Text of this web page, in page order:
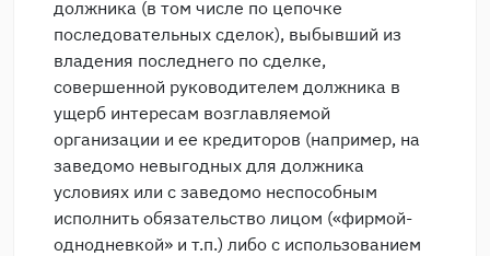
должника (в том числе по цепочке
последовательных сделок), выбывший из
владения последнего по сделке,
совершенной руководителем должника в
ущерб интересам возглавляемой
организации и ее кредиторов (например, на
заведомо невыгодных для должника
условиях или с заведомо неспособным
исполнить обязательство лицом («фирмой-
однодневкой» и т.п.) либо с использованием